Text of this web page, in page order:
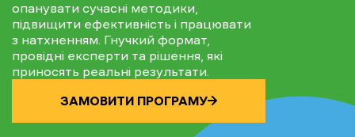
опанувати сучасні методики,
підвищити ефективність і працювати
з натхненням. Гнучкий формат,
провідні експерти та рішення, які
приносять реальні результати.
ЗАМОВИТИ ПРОГРАМУ